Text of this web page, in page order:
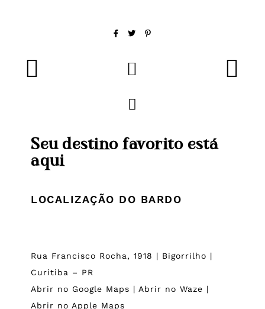
Seu destino favorito está
aqui
LOCALIZAÇÃO DO BARDO
Rua Francisco Rocha, 1918 | Bigorrilho |
Curitiba – PR
Abrir no Google Maps | Abrir no Waze |
Abrir no Apple Maps